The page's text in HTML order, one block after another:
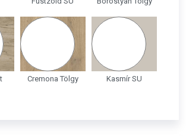
Cremona Tölgy Kasmír SU